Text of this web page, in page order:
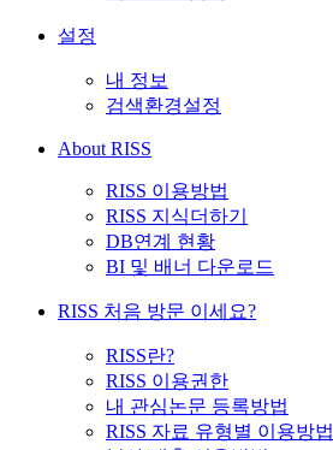
설정
내 정보
검색환경설정
About RISS
RISS 이용방법
RISS 지식더하기
DB연계 현황
BI 및 배너 다운로드
RISS 처음 방문 이세요?
RISS란?
RISS 이용권한
내 관심논문 등록방법
RISS 자료 유형별 이용방법